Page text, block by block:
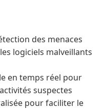
des menaces
logiciels malveillants
en temps réel pour
suspectes
pour faciliter le